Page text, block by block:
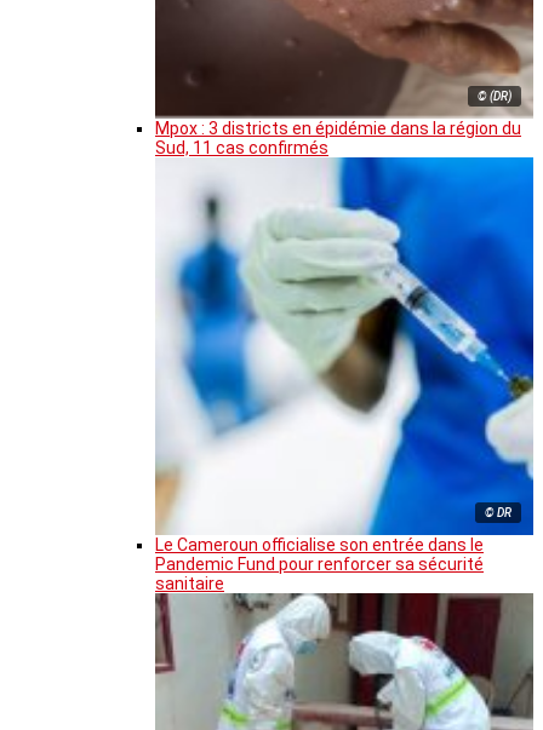
© (DR)
Mpox : 3 districts en épidémie dans la région du
Sud, 11 cas confirmés
© DR
Le Cameroun officialise son entrée dans le
Pandemic Fund pour renforcer sa sécurité
sanitaire